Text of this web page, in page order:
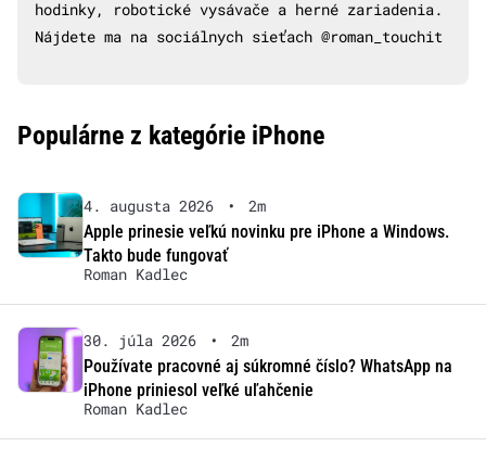
hodinky, robotické vysávače a herné zariadenia.
Nájdete ma na sociálnych sieťach @roman_touchit
Populárne z kategórie iPhone
4. augusta 2026 •
2m
Apple prinesie veľkú novinku pre iPhone a Windows.
Takto bude fungovať
Roman Kadlec
30. júla 2026 •
2m
Používate pracovné aj súkromné číslo? WhatsApp na
iPhone priniesol veľké uľahčenie
Roman Kadlec